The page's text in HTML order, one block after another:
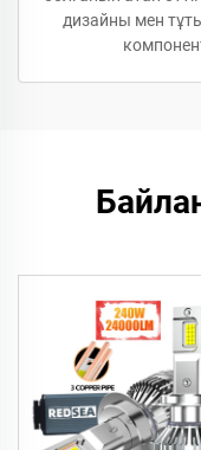
дизайны мен